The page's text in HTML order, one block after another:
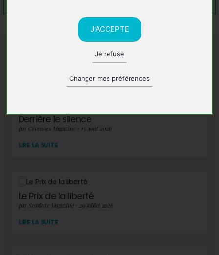
J'ACCEPTE
Je refuse
Changer mes préférences
A lire également
Derrière le silence
par Cévennes Magazine - 15 août 2026
LIRE LA SUITE
Le Prix de la liberté
par Scarlette Magazine - 29 juillet 2026
LIRE LA SUITE